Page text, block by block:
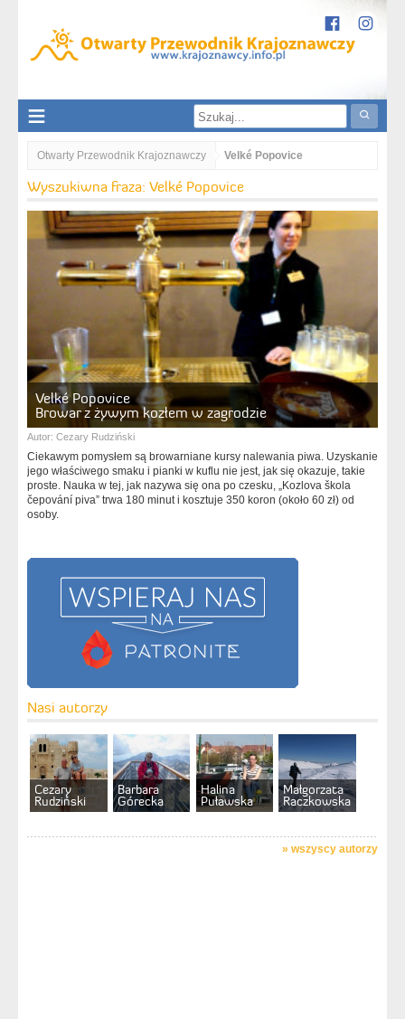
Otwarty Przewodnik Krajoznawczy Velké Popovice
Wyszukiwna fraza: Velké Popovice
Velké Popovice
Browar z żywym kozłem w zagrodzie
Autor: Cezary Rudziński
Ciekawym pomysłem są browarniane kursy nalewania piwa. Uzyskanie
jego właściwego smaku i pianki w kuflu nie jest, jak się okazuje, takie
proste. Nauka w tej, jak nazywa się ona po czesku, „Kozlova škola
čepování piva” trwa 180 minut i kosztuje 350 koron (około 60 zł) od
osoby.
Nasi autorzy
Cezary
Rudziński
Barbara
Górecka
Halina
Puławska
Małgorzata
Raczkowska
» wszyscy autorzy